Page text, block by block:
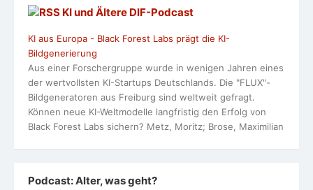
KI und Ältere DlF-Podcast
KI aus Europa - Black Forest Labs prägt die KI-
Bildgenerierung
Aus einer Forschergruppe wurde in wenigen Jahren eines
der wertvollsten KI-Startups Deutschlands. Die "FLUX"-
Bildgeneratoren aus Freiburg sind weltweit gefragt.
Können neue KI-Weltmodelle langfristig den Erfolg von
Black Forest Labs sichern? Metz, Moritz; Brose, Maximilian
Podcast: Alter, was geht?